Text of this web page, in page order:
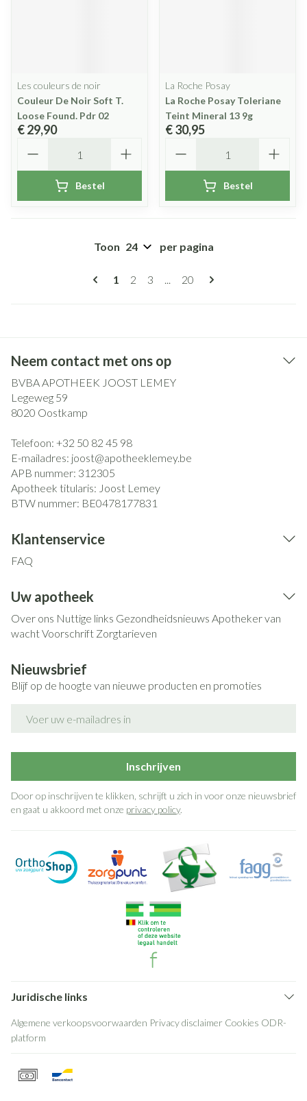
Les couleurs de noir
Couleur De Noir Soft T.
Loose Found. Pdr 02
€ 29,90
Bestel
La Roche Posay
La Roche Posay Toleriane
Teint Mineral 13 9g
€ 30,95
Bestel
Pagina's
U lees momenteel pagina
1 Pagina
2 Pagina
3 ... Pagina
20
Toon per pagina
Neem contact met ons op
BVBA APOTHEEK JOOST LEMEY
Legeweg 59
8020 Oostkamp
Telefoon: +32 50 82 45 98
E-mailadres: joost@apotheeklemey.be
APB nummer: 312305
Apotheek titularis: Joost Lemey
BTW nummer: BE0478177831
Klantenservice
FAQ
Uw apotheek
Over ons Nuttige links Gezondheidsnieuws Apotheker van
wachtVoorschrift Zorgtarieven
Nieuwsbrief
Blijf op de hoogte van nieuwe producten en promoties
Inschrijven
Door op inschrijven te klikken, schrijft u zich in voor onze nieuwsbrief
en gaat u akkoord met onze privacy policy.
Juridische links
Algemene verkoopsvoorwaarden Privacy disclaimer Cookies ODR-
platform